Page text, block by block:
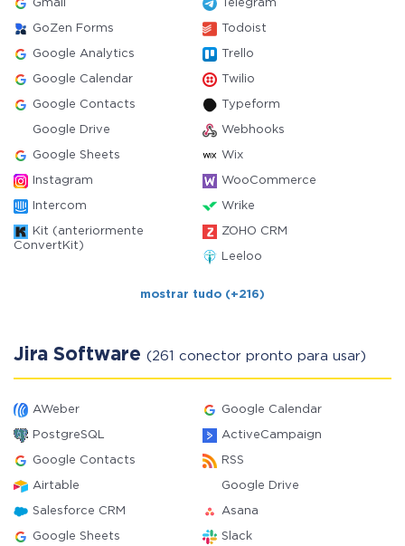
Gmail Telegram
GoZen Forms Todoist
Google Analytics Trello
Google Calendar Twilio
Google Contacts Typeform
Google Drive Webhooks
Google Sheets Wix
Instagram WooCommerce
Intercom Wrike
Kit (anteriormente
ConvertKit)
ZOHO CRM
Leeloo
mostrar tudo (+216)
Jira Software (261 conector pronto para usar)
AWeber Google Calendar
PostgreSQL ActiveCampaign
Google Contacts RSS
Airtable Google Drive
Salesforce CRM Asana
Google Sheets Slack